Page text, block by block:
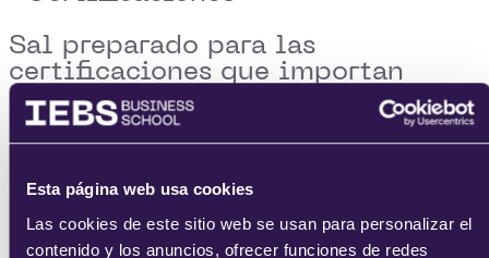
Esta página web usa cookies
Las cookies de este sitio web se usan para personalizar el
contenido y los anuncios, ofrecer funciones de redes
Sal preparado para las
certificaciones que importan
El máster te alinea con los estándares
internacionalmente. Al terminar, tendrás el
certificaciones más valoradas por las empresas.